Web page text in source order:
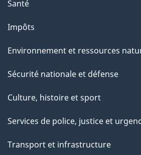
Santé
Impôts
Environnement et ressources
Sécurité nationale et défense
Culture, histoire et sport
Services de police, justice et
Transport et infrastructure